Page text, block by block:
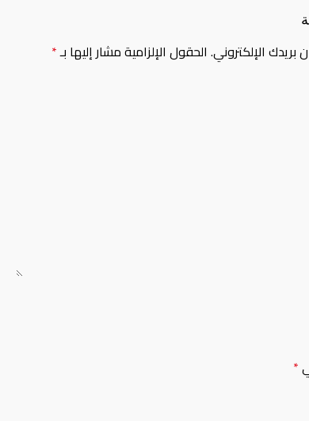
بريدك الإلكتروني. الحقول الإلزامية مشار إليها بـ*
*